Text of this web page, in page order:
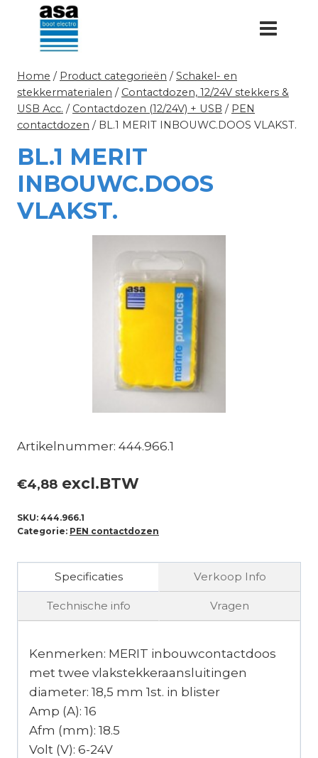
Doorgaan
inhoud
Home / Product categorieën / Schakel- en
stekkermaterialen / Contactdozen, 12/24V stekkers &
USB Acc. / Contactdozen (12/24V) + USB / PEN
contactdozen / BL.1 MERIT INBOUWC.DOOS VLAKST.
BL.1 MERIT
INBOUWC.DOOS
VLAKST.
Artikelnummer: 444.966.1
€4,88 excl.BTW
SKU: 444.966.1
Categorie: PEN contactdozen
Specificaties Verkoop Info
Technische info Vragen
Kenmerken: MERIT inbouwcontactdoos
met twee vlakstekkeraansluitingen
diameter: 18,5 mm 1st. in blister
Amp (A): 16
Afm (mm): 18.5
Volt (V): 6-24V